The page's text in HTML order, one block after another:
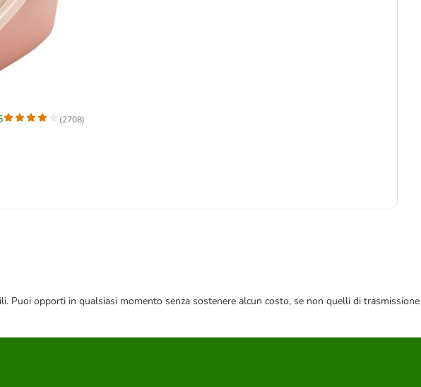
(2708)
opporti in qualsiasi momento senza sostenere alcun costo, se non quelli di trasmissione